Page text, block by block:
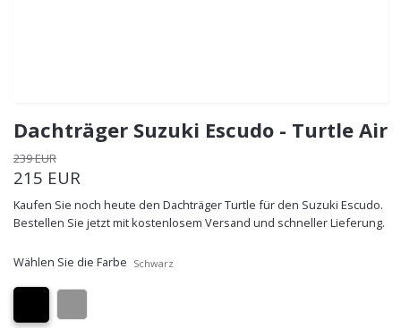
Dachträger Suzuki Escudo - Turtle Air
239 EUR
215 EUR
Kaufen Sie noch heute den Dachträger Turtle für den Suzuki Escudo.
Bestellen Sie jetzt mit kostenlosem Versand und schneller Lieferung.
Wählen Sie die Farbe Schwarz